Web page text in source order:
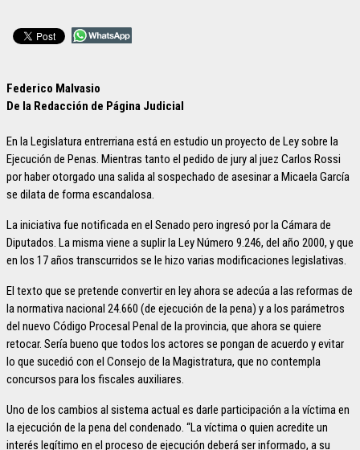
Federico Malvasio
De la Redacción de Página Judicial
En la Legislatura entrerriana está en estudio un proyecto de Ley sobre la
Ejecución de Penas. Mientras tanto el pedido de jury al juez Carlos Rossi
por haber otorgado una salida al sospechado de asesinar a Micaela García
se dilata de forma escandalosa.
La iniciativa fue notificada en el Senado pero ingresó por la Cámara de
Diputados. La misma viene a suplir la Ley Número 9.246, del año 2000, y que
en los 17 años transcurridos se le hizo varias modificaciones legislativas.
El texto que se pretende convertir en ley ahora se adecúa a las reformas de
la normativa nacional 24.660 (de ejecución de la pena) y a los parámetros
del nuevo Código Procesal Penal de la provincia, que ahora se quiere
retocar. Sería bueno que todos los actores se pongan de acuerdo y evitar
lo que sucedió con el Consejo de la Magistratura, que no contempla
concursos para los fiscales auxiliares.
Uno de los cambios al sistema actual es darle participación a la víctima en
la ejecución de la pena del condenado. “La víctima o quien acredite un
interés legítimo en el proceso de ejecución deberá ser informado, a su